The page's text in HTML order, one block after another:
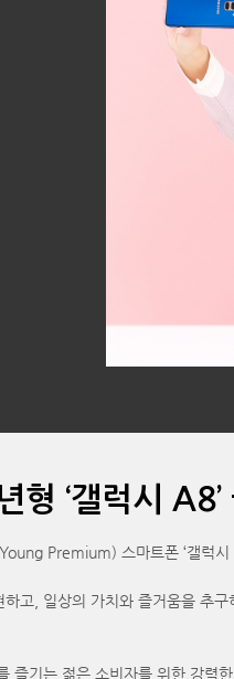
‘갤럭시 A8’
Premium) 스마트폰 ‘갤럭
고, 일상의 가치와 즐거움을 추
즐기는 젊은 소비자를 위한 강력